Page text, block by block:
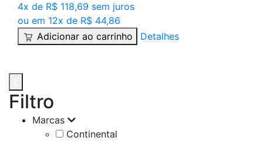
4x de R$ 118,69 sem juros
ou em 12x de R$ 44,86
Adicionar ao carrinho
Detalhes
Filtro
Marcas
Continental